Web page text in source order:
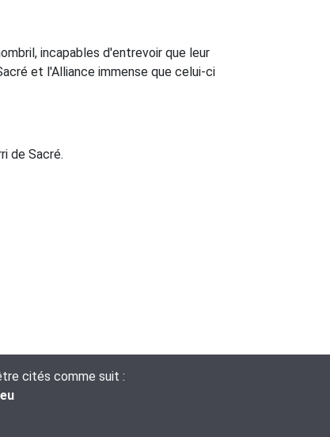
incapables d'entrevoir que leur
et l'Alliance immense que celui-ci
de Sacré.
cités comme suit :